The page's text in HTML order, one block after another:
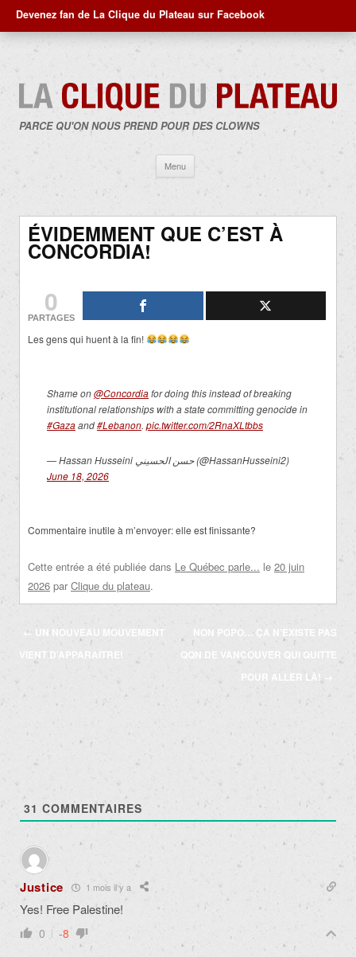
Devenez fan de La Clique du Plateau sur Facebook
PARCE QU'ON NOUS PREND POUR DES CLOWNS
Menu
contenu
ÉVIDEMMENT QUE C’EST À
CONCORDIA!
0
PARTAGES
Les gens qui huent à la fin!
Shame on@Concordiafor doing this instead of breaking
institutional relationships with a state committing genocide in
#Gazaand#Lebanon. pic.twitter.com/2RnaXLtbbs
— Hassan Husseini حسن الحسيني (@HassanHusseini2)
June 18, 2026
Commentaire inutile à m’envoyer: elle est finissante?
Cette entrée a été publiée dans Le Québec parle... le 20 juin
2026 par Clique du plateau.
Navigation
des
← UN NOUVEAU MOUVEMENT
VIENT D’APPARAÎTRE!
NON POPO… ÇA N’EXISTE PAS
QQN DE VANCOUVER QUI QUITTE
POUR ALLER LÀ!
31 COMMENTAIRES
Justice 1 mois il y a
Yes! Free Palestine!
0 -8